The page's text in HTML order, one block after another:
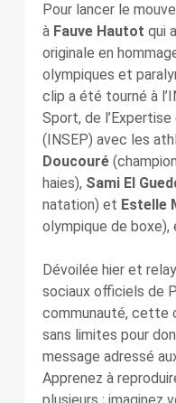
Pour lancer le
à Fauve Hautot qui
originale en
olympiques et
clip a été tourné à
Sport, de
(INSEP) avec les
Doucouré
haies), Sami El
natation) et Estelle
olympique de boxe),
Dévoilée hier et
sociaux officiels de
communauté, cette
sans limites pour
message adressé
Apprenez à